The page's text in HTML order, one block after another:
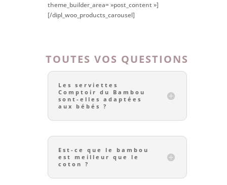
theme_builder_area= »post_content »]
[/dipl_woo_products_carousel]
TOUTES VOS QUESTIONS
Les serviettes
Comptoir du Bambou
sont-elles adaptées
aux bébés ?
Est-ce que le bambou
est meilleur que le
coton ?